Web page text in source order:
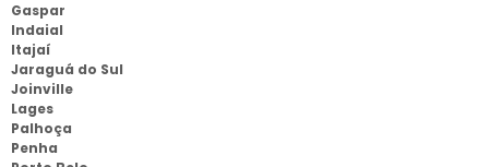
Gaspar
Indaial
Itajaí
Jaraguá do Sul
Joinville
Lages
Palhoça
Penha